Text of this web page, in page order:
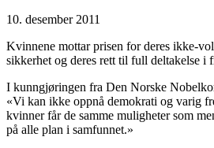
10. desember 2011
Kvinnene mottar prisen for deres ikke-
sikkerhet og deres rett til full deltakelse i
I kunngjøringen fra Den Norske
«Vi kan ikke oppnå demokrati og varig
kvinner får de samme muligheter som
på alle plan i samfunnet.»